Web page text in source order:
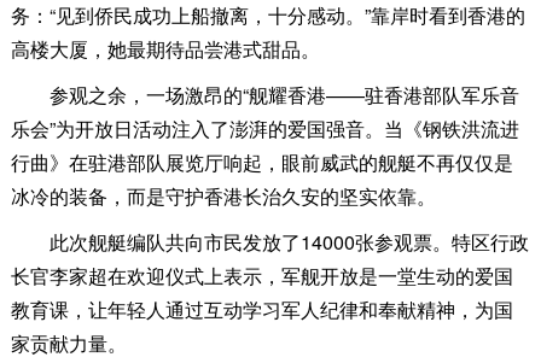
务：“见到侨民成功上船撤离，十分感动。”靠岸时看到香港的
高楼大厦，她最期待品尝港式甜品。
参观之余，一场激昂的“舰耀香港——驻香港部队军乐音
乐会”为开放日活动注入了澎湃的爱国强音。当《钢铁洪流进
行曲》在驻港部队展览厅响起，眼前威武的舰艇不再仅仅是
冰冷的装备，而是守护香港长治久安的坚实依靠。
此次舰艇编队共向市民发放了14000张参观票。特区行政
长官李家超在欢迎仪式上表示，军舰开放是一堂生动的爱国
教育课，让年轻人通过互动学习军人纪律和奉献精神，为国
家贡献力量。